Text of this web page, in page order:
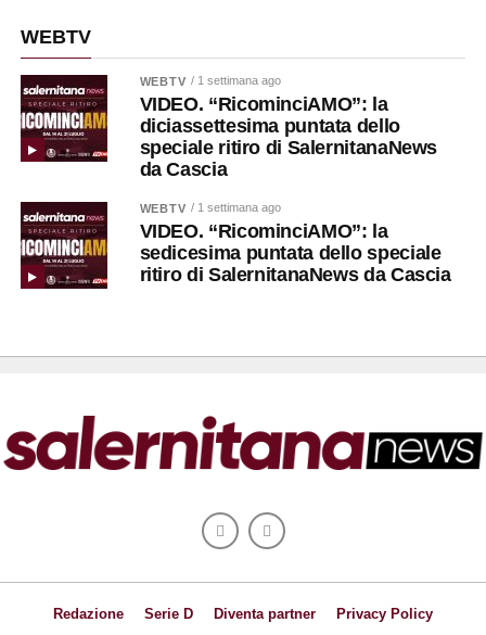
WEBTV
WEBTV / 1 settimana ago
VIDEO. “RicominciAMO”: la
diciassettesima puntata dello
speciale ritiro di SalernitanaNews
da Cascia
WEBTV / 1 settimana ago
VIDEO. “RicominciAMO”: la
sedicesima puntata dello speciale
ritiro di SalernitanaNews da Cascia
Redazione Serie D Diventa partner
Privacy Policy